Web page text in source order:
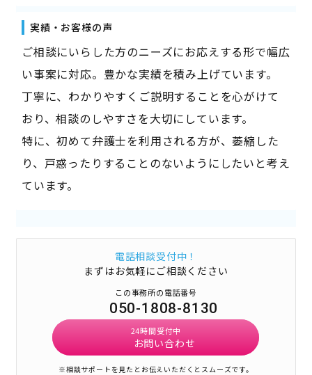
実績・お客様の声
ご相談にいらした方のニーズにお応えする形で幅広
い事案に対応。豊かな実績を積み上げています。
丁寧に、わかりやすくご説明することを心がけて
おり、相談のしやすさを大切にしています。
特に、初めて弁護士を利用される方が、萎縮した
り、戸惑ったりすることのないようにしたいと考え
ています。
電話相談受付中！
まずはお気軽にご相談ください
この事務所の電話番号
050-1808-8130
24時間受付中
お問い合わせ
※相談サポートを見たとお伝えいただくとスムーズです。